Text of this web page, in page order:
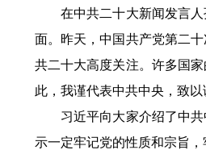
在中共二十大新闻发言人
面。昨天，中国共产党第二
共二十大高度关注。许多国
此，我谨代表中共中央，致以
习近平向大家介绍了中共
示一定牢记党的性质和宗旨